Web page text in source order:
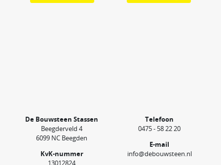
De Bouwsteen Stassen
Beegderveld 4
6099 NC Beegden
KvK-nummer
13012824
Telefoon
0475 - 58 22 20
E-mail
info@debouwsteen.nl